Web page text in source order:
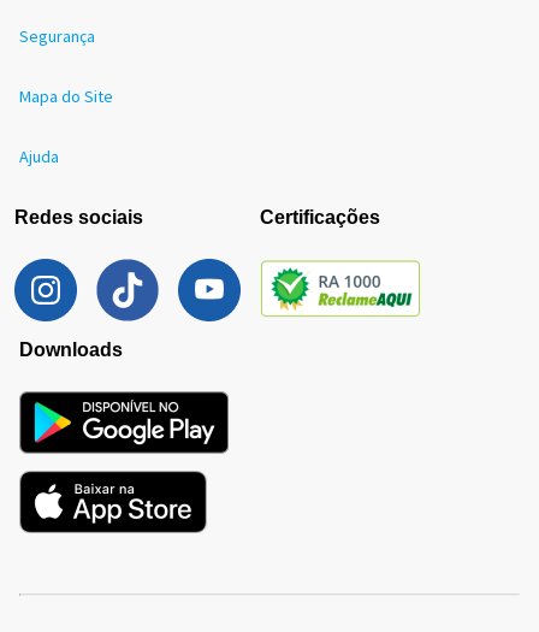
Segurança
Mapa do Site
Ajuda
Redes sociais Certificações
Downloads